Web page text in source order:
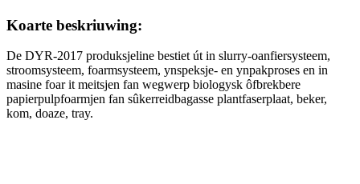
Koarte beskriuwing:
De DYR-2017 produksjeline bestiet út in slurry-oanfiersysteem,
stroomsysteem, foarmsysteem, ynspeksje- en ynpakproses en in
masine foar it meitsjen fan wegwerp biologysk ôfbrekbere
papierpulpfoarmjen fan sûkerreidbagasse plantfaserplaat, beker,
kom, doaze, tray.